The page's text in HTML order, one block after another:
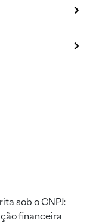
sob o CNPJ:
financeira